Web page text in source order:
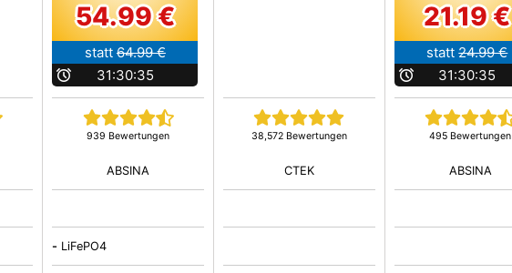
939 Bewertungen
54.99 €
statt 64.99 €
b 31:30:34
ABSINA
- LiFePO4
38,572 Bewertungen
CTEK
495 Bewertungen
21.19 €
statt 24.99 €
b 31:30:34
ABSINA